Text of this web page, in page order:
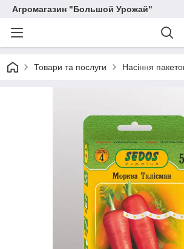
Агромагазин "Большой Урожай"
Товари та послуги Насіння